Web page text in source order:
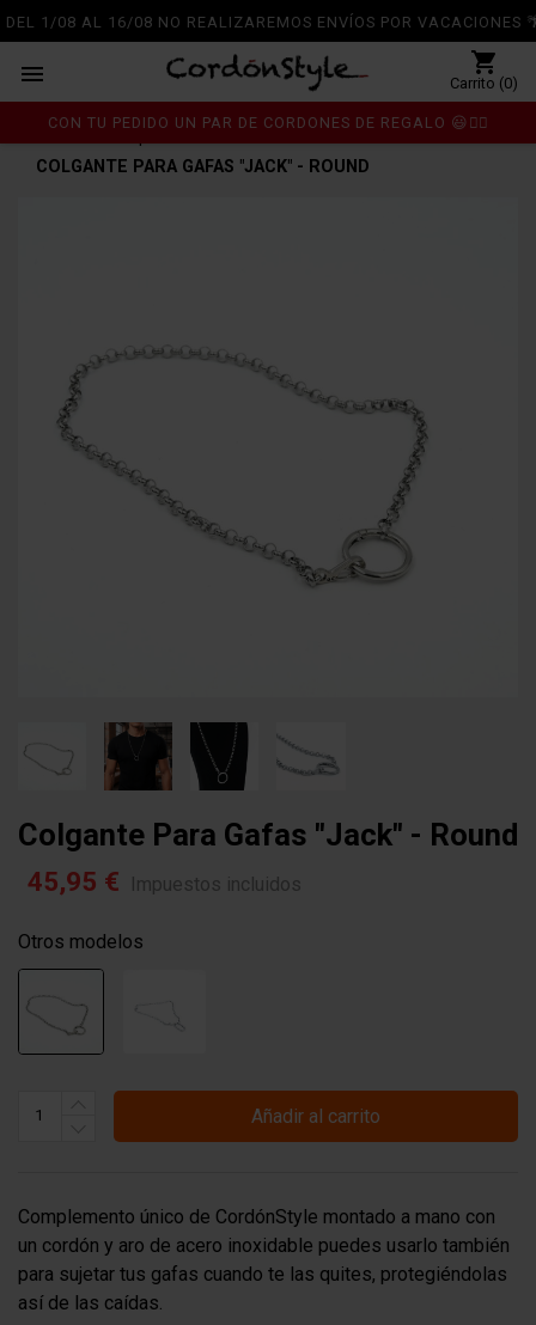
DEL 1/08 AL 16/08 NO REALIZAREMOS ENVÍOS POR VACACIONES
shopping_cart
Carrito (0)

CON TU PEDIDO UN PAR DE CORDONES DE REGALO 😃👍🏼
COLGANTE PARA GAFAS "JACK" - ROUND
Colgante Para Gafas "jack" - Round
45,95 € Impuestos incluidos
Otros modelos
Añadir al carrito
Complemento único de CordónStyle montado a mano con
un cordón y aro de acero inoxidable puedes usarlo también
para sujetar tus gafas cuando te las quites, protegiéndolas
así de las caídas.